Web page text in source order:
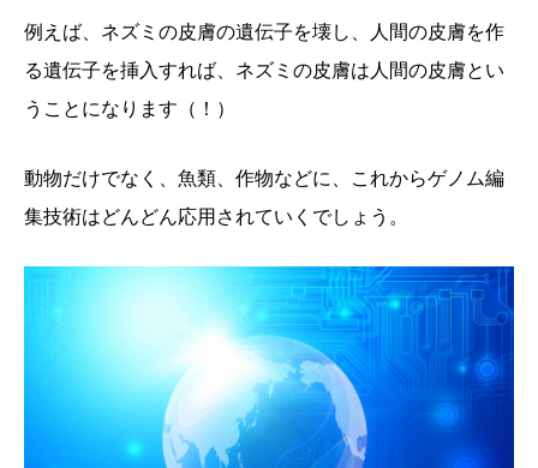
例えば、ネズミの皮膚の遺伝子を壊し、人間の皮膚を作
る遺伝子を挿入すれば、ネズミの皮膚は人間の皮膚とい
うことになります（！）
動物だけでなく、魚類、作物などに、これからゲノム編
集技術はどんどん応用されていくでしょう。